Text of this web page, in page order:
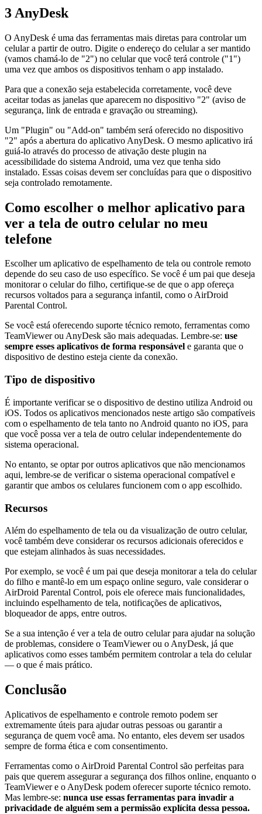
3 AnyDesk
O AnyDesk é uma das ferramentas mais diretas para controlar um
celular a partir de outro. Digite o endereço do celular a ser mantido
(vamos chamá-lo de "2") no celular que você terá controle ("1")
uma vez que ambos os dispositivos tenham o app instalado.
Para que a conexão seja estabelecida corretamente, você deve
aceitar todas as janelas que aparecem no dispositivo "2" (aviso de
segurança, link de entrada e gravação ou streaming).
Um "Plugin" ou "Add-on" também será oferecido no dispositivo
"2" após a abertura do aplicativo AnyDesk. O mesmo aplicativo irá
guiá-lo através do processo de ativação deste plugin na
acessibilidade do sistema Android, uma vez que tenha sido
instalado. Essas coisas devem ser concluídas para que o dispositivo
seja controlado remotamente.
Como escolher o melhor aplicativo para
ver a tela de outro celular no meu
telefone
Escolher um aplicativo de espelhamento de tela ou controle remoto
depende do seu caso de uso específico. Se você é um pai que deseja
monitorar o celular do filho, certifique-se de que o app ofereça
recursos voltados para a segurança infantil, como o AirDroid
Parental Control.
Se você está oferecendo suporte técnico remoto, ferramentas como
TeamViewer ou AnyDesk são mais adequadas. Lembre-se: use
sempre esses aplicativos de forma responsável e garanta que o
dispositivo de destino esteja ciente da conexão.
Tipo de dispositivo
É importante verificar se o dispositivo de destino utiliza Android ou
iOS. Todos os aplicativos mencionados neste artigo são compatíveis
com o espelhamento de tela tanto no Android quanto no iOS, para
que você possa ver a tela de outro celular independentemente do
sistema operacional.
No entanto, se optar por outros aplicativos que não mencionamos
aqui, lembre-se de verificar o sistema operacional compatível e
garantir que ambos os celulares funcionem com o app escolhido.
Recursos
Além do espelhamento de tela ou da visualização de outro celular,
você também deve considerar os recursos adicionais oferecidos e
que estejam alinhados às suas necessidades.
Por exemplo, se você é um pai que deseja monitorar a tela do celular
do filho e mantê-lo em um espaço online seguro, vale considerar o
AirDroid Parental Control, pois ele oferece mais funcionalidades,
incluindo espelhamento de tela, notificações de aplicativos,
bloqueador de apps, entre outros.
Se a sua intenção é ver a tela de outro celular para ajudar na solução
de problemas, considere o TeamViewer ou o AnyDesk, já que
aplicativos como esses também permitem controlar a tela do celular
— o que é mais prático.
Conclusão
Aplicativos de espelhamento e controle remoto podem ser
extremamente úteis para ajudar outras pessoas ou garantir a
segurança de quem você ama. No entanto, eles devem ser usados
sempre de forma ética e com consentimento.
Ferramentas como o AirDroid Parental Control são perfeitas para
pais que querem assegurar a segurança dos filhos online, enquanto o
TeamViewer e o AnyDesk podem oferecer suporte técnico remoto.
Mas lembre-se: nunca use essas ferramentas para invadir a
privacidade de alguém sem a permissão explícita dessa pessoa.